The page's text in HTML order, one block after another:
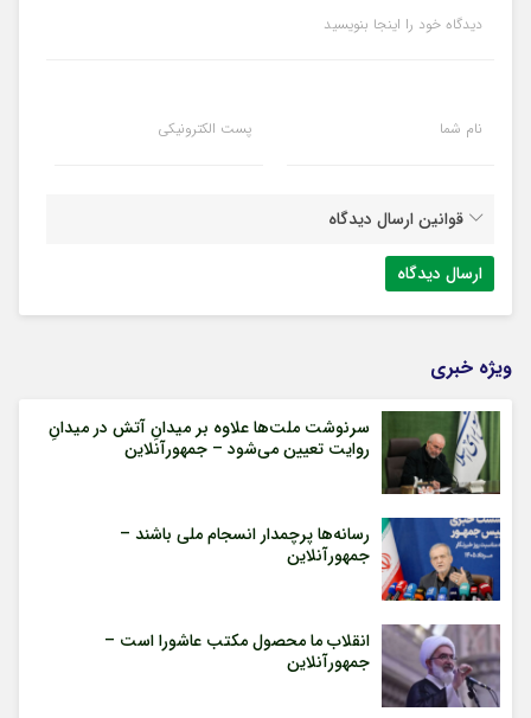
دیدگاه خود را اینجا بنویسید
نام شما پست الکترونیکی
قوانین ارسال دیدگاه
ویژه خبری
سرنوشت ملت‌ها علاوه بر میدانِ آتش در میدانِ
روایت تعیین می‌شود – جمهورآنلاین
رسانه‌ها پرچمدار انسجام ملی باشند –
جمهورآنلاین
انقلاب ما محصول مکتب عاشورا است –
جمهورآنلاین